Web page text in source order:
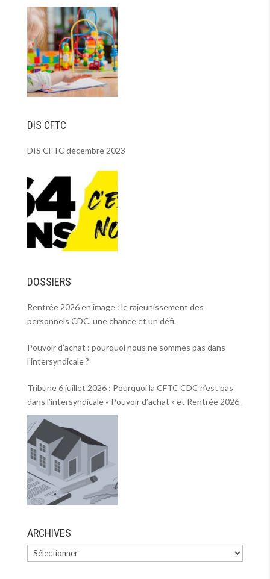
DIS CFTC
DIS CFTC décembre 2023
DOSSIERS
Rentrée 2026 en image : le rajeunissement des
personnels CDC, une chance et un défi.
Pouvoir d’achat : pourquoi nous ne sommes pas dans
l’intersyndicale ?
Tribune 6 juillet 2026 : Pourquoi la CFTC CDC n’est pas
dans l’intersyndicale « Pouvoir d’achat » et Rentrée 2026 .
ARCHIVES